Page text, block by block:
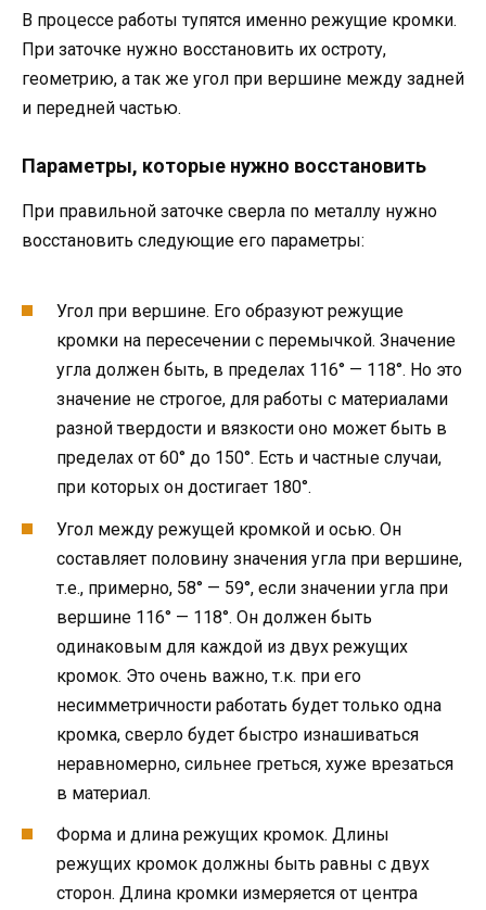
В процессе работы тупятся именно режущие кромки.
При заточке нужно восстановить их остроту,
геометрию, а так же угол при вершине между задней
и передней частью.
Параметры, которые нужно восстановить
При правильной заточке сверла по металлу нужно
восстановить следующие его параметры:
Угол при вершине. Его образуют режущие
кромки на пересечении с перемычкой. Значение
угла должен быть, в пределах 116° — 118°. Но это
значение не строгое, для работы с материалами
разной твердости и вязкости оно может быть в
пределах от 60° до 150°. Есть и частные случаи,
при которых он достигает 180°.
Угол между режущей кромкой и осью. Он
составляет половину значения угла при вершине,
т.е., примерно, 58° — 59°, если значении угла при
вершине 116° — 118°. Он должен быть
одинаковым для каждой из двух режущих
кромок. Это очень важно, т.к. при его
несимметричности работать будет только одна
кромка, сверло будет быстро изнашиваться
неравномерно, сильнее греться, хуже врезаться
в материал.
Форма и длина режущих кромок. Длины
режущих кромок должны быть равны с двух
сторон. Длина кромки измеряется от центра